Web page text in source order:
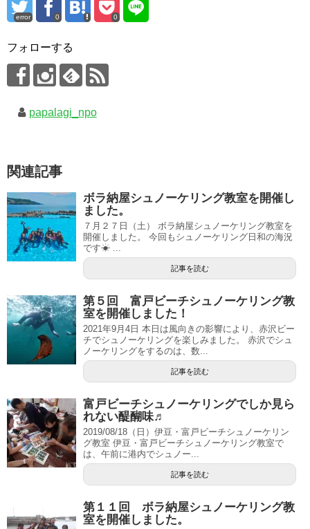
error 0 0
フォローする
papalagi_npo
関連記事
ボラ納屋シュノーケリング教室を開催し
ました。
７月２７日（土） ボラ納屋シュノーケリング教室を
開催しました。 今回もシュノーケリング日和の海況
です☀ ...
記事を読む
第５回 富戸ビーチシュノーケリング教
室を開催しました！
2021年9月4日 本日は風向きの影響により、赤沢ビー
チでシュノーケリングを楽しみました。 赤沢でシュ
ノーケリングをするのは、数...
記事を読む
富戸ビーチシュノーケリングでしか見ら
れない醍醐味♬
2019/08/18（日）伊豆・富戸ビーチシュノーケリン
グ教室 伊豆・富戸ビーチシュノーケリング教室で
は、午前に港内でシュノー...
記事を読む
第１１回 ボラ納屋シュノーケリング教
室を開催しました。